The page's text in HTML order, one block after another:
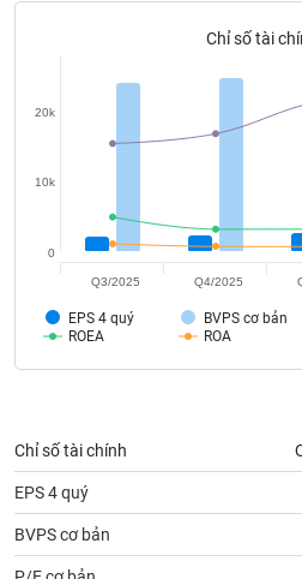
Chỉ số tài
EPS 4 quý BVPS cơ bản
ROEA
ROA
0
10k
20k
Q3/2025 Q4/2025
Chỉ số tài chính
EPS 4 quý
BVPS cơ bản
chính